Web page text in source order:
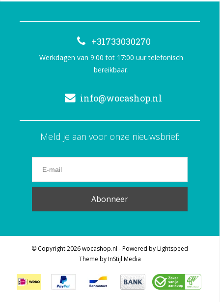
+31733030270
Werkdagen van 9:00 tot 17:00 uur telefonisch
bereikbaar.
info@wocashop.nl
Meld je aan voor onze nieuwsbrief:
Abonneer
© Copyright 2026 wocashop.nl - Powered byLightspeed
Theme byInStijl Media